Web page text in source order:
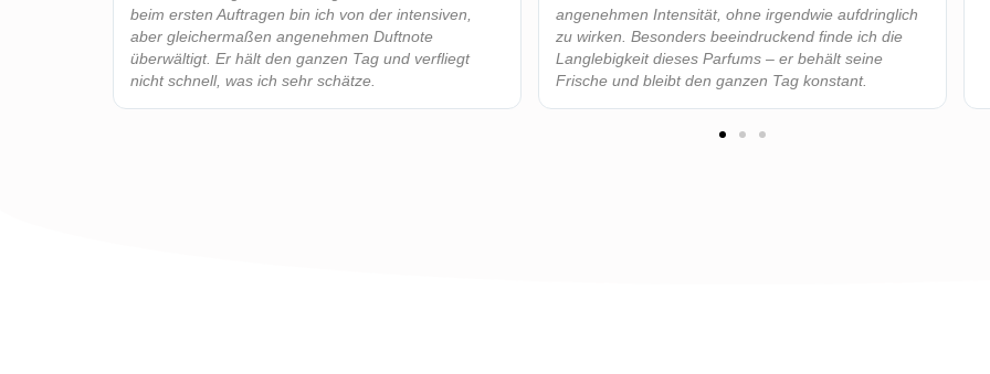
beim ersten Auftragen bin ich von der intensiven,
aber gleichermaßen angenehmen Duftnote
überwältigt. Er hält den ganzen Tag und verfliegt
nicht schnell, was ich sehr schätze.
angenehmen Intensität, ohne irgendwie aufdringlich
zu wirken. Besonders beeindruckend finde ich die
Langlebigkeit dieses Parfums – er behält seine
Frische und bleibt den ganzen Tag konstant.